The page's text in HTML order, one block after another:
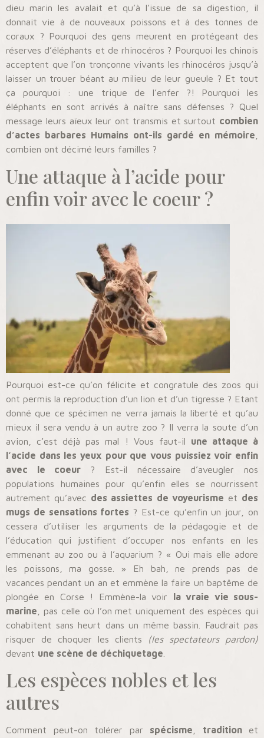
dieu marin les avalait et qu’à l’issue de sa digestion, il
donnait vie à de nouveaux poissons et à des tonnes de
coraux ? Pourquoi des gens meurent en protégeant des
réserves d’éléphants et de rhinocéros ? Pourquoi les chinois
acceptent que l’on tronçonne vivants les rhinocéros jusqu’à
laisser un trouer béant au milieu de leur gueule ? Et tout
ça pourquoi : une trique de l’enfer ?! Pourquoi les
éléphants en sont arrivés à naître sans défenses ? Quel
message leurs aïeux leur ont transmis et surtout combien
d’actes barbares Humains ont-ils gardé en mémoire
combien ont décimé leurs familles ?
Une attaque à l’acide pour
enfin voir avec le coeur ?
Pourquoi est-ce qu’on félicite et congratule des zoos qui
ont permis la reproduction d’un lion et d’un tigresse ? Etant
donné que ce spécimen ne verra jamais la liberté et qu’au
mieux il sera vendu à un autre zoo ? Il verra la soute d’un
avion, c’est déjà pas mal ! Vous faut-il une attaque à
l’acide dans les yeux pour que vous puissiez voir enfin
avec le coeur ? Est-il nécessaire d’aveugler nos
populations humaines pour qu’enfin elles se nourrissent
autrement qu’avec des assiettes de voyeurisme et des
mugs de sensations fortes ? Est-ce qu’enfin un jour, on
cessera d’utiliser les arguments de la pédagogie et de
l’éducation qui justifient d’occuper nos enfants en les
emmenant au zoo ou à l’aquarium ? « Oui mais elle adore
les poissons, ma gosse. » Eh bah, ne prends pas de
vacances pendant un an et emmène la faire un baptême de
plongée en Corse ! Emmène-la voir la vraie vie sous-
marine , pas celle où l’on met uniquement des espèces qui
cohabitent sans heurt dans un même bassin. Faudrait pas
risquer de choquer les clients
(les spectateurs pardon)
devant une scène de déchiquetage
Les espèces nobles et les
autres
Comment peut-on tolérer par spécisme traditionet